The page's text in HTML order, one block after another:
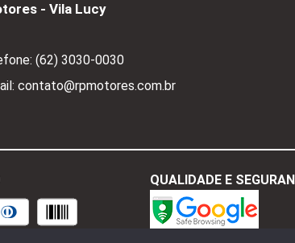
- Vila Lucy
(62) 3030-0030
contato@rpmotores.com.br
QUALIDADE E